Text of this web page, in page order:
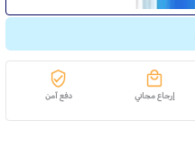
إرجاع مجاني دفع آمن